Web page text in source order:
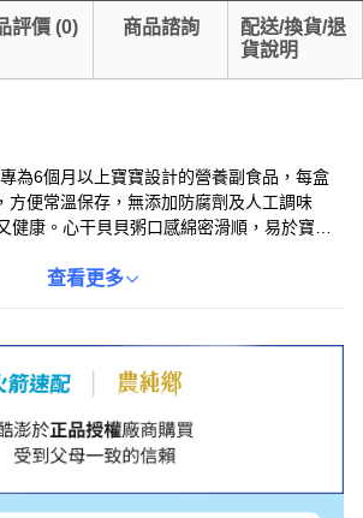
評價 (0) 商品諮詢
配送/換貨/退
貨說明
為6個月以上寶寶設計的營養副食品，每盒
方便常溫保存，無添加防腐劑及人工調味
健康。心干貝貝粥口感綿密滑順，易於寶寶
寶在享受美味的同時，也能攝取到均衡的營
查看更多